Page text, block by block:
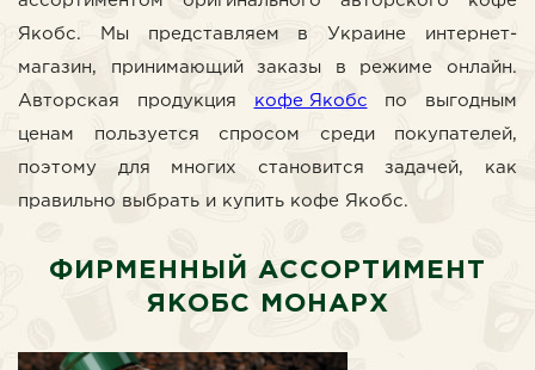
Якобс. Мы представляем в Украине интернет-
магазин, принимающий заказы в режиме онлайн.
Авторская продукция кофе Якобс по выгодным
ценам пользуется спросом среди покупателей,
поэтому для многих становится задачей, как
правильно выбрать и купить кофе Якобс.
ФИРМЕННЫЙ АССОРТИМЕНТ
ЯКОБС МОНАРХ